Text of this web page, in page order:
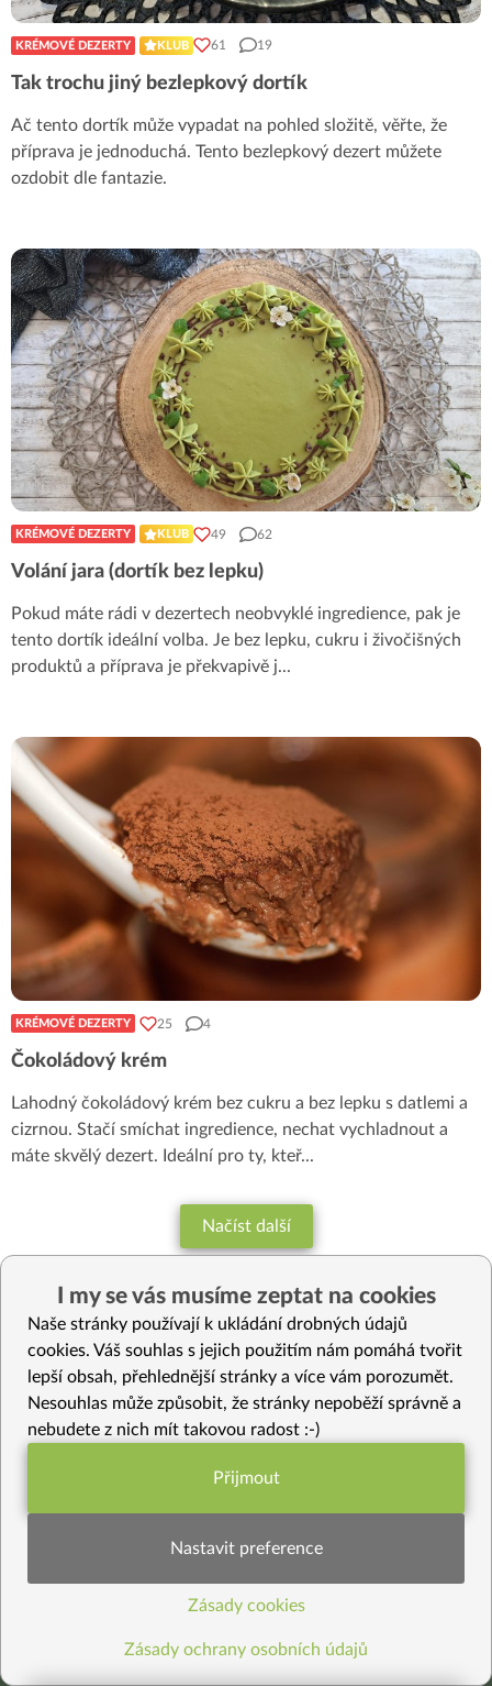
KRÉMOVÉ DEZERTY KLUB 61 19
Tak trochu jiný bezlepkový dortík
Ač tento dortík může vypadat na pohled složitě, věřte, že
příprava je jednoduchá. Tento bezlepkový dezert můžete
ozdobit dle fantazie.
KRÉMOVÉ DEZERTY KLUB 49 62
Volání jara (dortík bez lepku)
Pokud máte rádi v dezertech neobvyklé ingredience, pak je
tento dortík ideální volba. Je bez lepku, cukru i živočišných
produktů a příprava je překvapivě j...
KRÉMOVÉ DEZERTY 25 4
Čokoládový krém
Lahodný čokoládový krém bez cukru a bez lepku s datlemi a
cizrnou. Stačí smíchat ingredience, nechat vychladnout a
máte skvělý dezert. Ideální pro ty, kteř...
Načíst další
< 1 2 3 5 >
Kde jste nás viděli
I my se vás musíme zeptat na cookies
Naše stránky používají k ukládání drobných údajů
cookies. Váš souhlas s jejich použitím nám pomáhá tvořit
lepší obsah, přehlednější stránky a více vám porozumět.
Nesouhlas může způsobit, že stránky nepoběží správně a
nebudete z nich mít takovou radost :-)
Funkční nastavení potřebujeme (vždy
Statistiky pro lepší obsah
Přijmout
Nastavit preference
Zásady cookies
Zásady ochrany osobních údajů